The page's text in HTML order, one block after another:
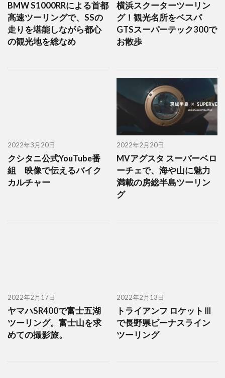
BMW S1000RRによる首都
高速ツーリングで、SSの
走りを堪能しながら都心
の観光地を総なめ
横浜スクーターツーリン
グ！観光名所をベスパ
GTSスーパーテック300で
お散歩
2022年3月20日
クシタニ公式YouTube番
組 映像で伝えるバイク
カルチャー
2022年2月20日
MVアグスタ スーパーベロ
ーチェで、海や山に魅力
満載の房総半島ツーリン
グ
2022年2月17日
ヤマハSR400で富士五湖
ツーリング。富士山を求
めての撮影旅。
2022年2月13日
トライアンフ ロケットⅢ
で長野県ビーナスライン
ツーリング